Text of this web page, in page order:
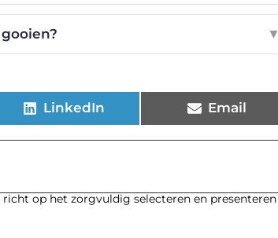
▼
LinkedIn Email
op het zorgvuldig selecteren en presenteren